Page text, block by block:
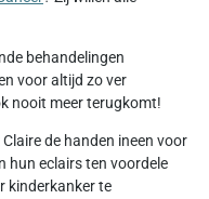
behandelingen
voor altijd zo ver
nooit meer terugkomt!
de handen ineen voor
hun eclairs ten voordele
kinderkanker te